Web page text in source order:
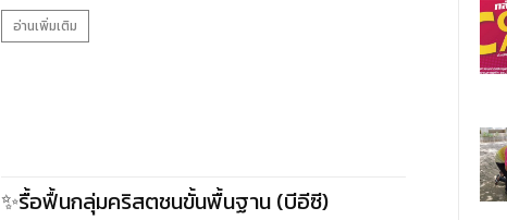
อ่านเพิ่มเติม
✨รื้อฟื้นกลุ่มคริสตชนขั้นพื้นฐาน (บีอีซี)